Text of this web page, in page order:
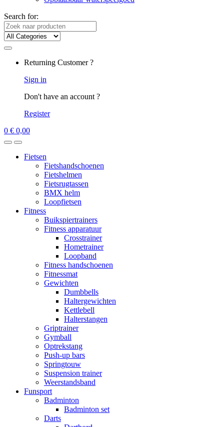
Search for:
Returning Customer ?
Sign in
Don't have an account ?
Register
0 € 0,00
Fietsen
Fietshandschoenen
Fietshelmen
Fietsrugtassen
BMX helm
Loopfietsen
Fitness
Buikspiertrainers
Fitness apparatuur
Crosstrainer
Hometrainer
Loopband
Fitness handschoenen
Fitnessmat
Gewichten
Dumbbells
Haltergewichten
Kettlebell
Halterstangen
Griptrainer
Gymball
Optrekstang
Push-up bars
Springtouw
Suspension trainer
Weerstandsband
Funsport
Badminton
Badminton set
Darts